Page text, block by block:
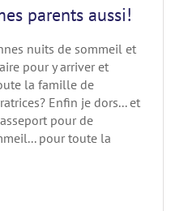
parents aussi!
nuits de sommeil et
pour y arriver et
la famille de
Enfin je dors... et
pour de
pour toute la